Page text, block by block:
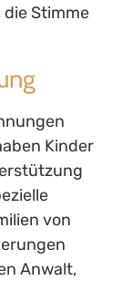
Stimme
Kinder
von
Anwalt,